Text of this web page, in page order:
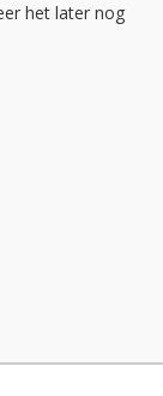
het later nog